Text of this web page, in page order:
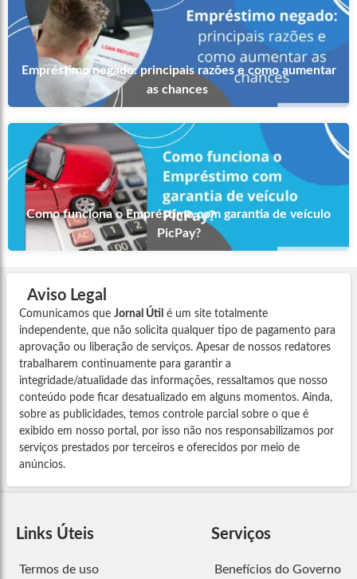
Empréstimo negado: principais razões e como aumentar
as chances
Como funciona o Empréstimo com garantia de veículo
PicPay?
Aviso Legal
Comunicamos que Jornal Útil é um site totalmente
independente, que não solicita qualquer tipo de pagamento para
aprovação ou liberação de serviços. Apesar de nossos redatores
trabalharem continuamente para garantir a
integridade/atualidade das informações, ressaltamos que nosso
conteúdo pode ficar desatualizado em alguns momentos. Ainda,
sobre as publicidades, temos controle parcial sobre o que é
exibido em nosso portal, por isso não nos responsabilizamos por
serviços prestados por terceiros e oferecidos por meio de
anúncios.
Links Úteis
Termos de uso
Serviços
Benefícios do Governo